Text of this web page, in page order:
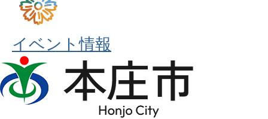
イベント情報
本
庄